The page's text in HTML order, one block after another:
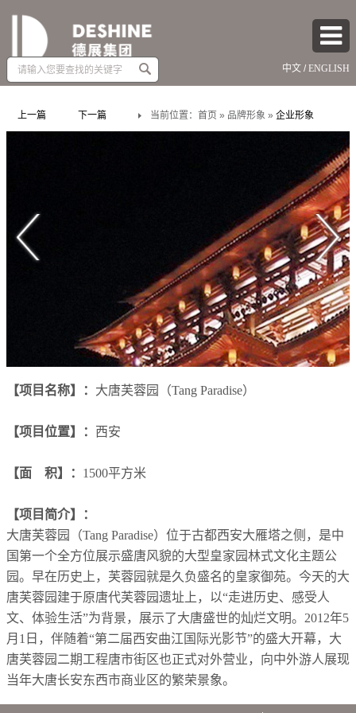
Amount
dollars)
中文 /ENGLISH
上一篇 下一篇 当前位置：首页 » 品牌形象 »企业形象
【项目名称】： 大唐芙蓉园（Tang Paradise）
【项目位置】： 西安
【面 积】： 1500平方米
【项目简介】：
大唐芙蓉园（Tang Paradise）位于古都西安大雁塔之侧，是中
国第一个全方位展示盛唐风貌的大型皇家园林式文化主题公
园。早在历史上，芙蓉园就是久负盛名的皇家御苑。今天的大
唐芙蓉园建于原唐代芙蓉园遗址上，以“走进历史、感受人
文、体验生活”为背景，展示了大唐盛世的灿烂文明。 2012年5
月 1 日，伴随着“第二届西安曲江国际光影节”的盛大开幕，大
唐芙蓉园二期工程唐市街区也正式对外营业，向中外游人展现
当年大唐长安东西市商业区的繁荣景象。